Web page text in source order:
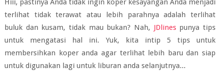
Hiii, pastinya Anda tidak ingin koper kesayangan Anda menjadi
terlihat tidak terawat atau lebih parahnya adalah terlihat
buluk dan kusam, tidak mau bukan? Nah, JDlinespunya tips
untuk mengatasi hal ini. Yuk, kita intip 5 tips untuk
membersihkan koper anda agar terlihat lebih baru dan siap
untuk digunakan lagi untuk liburan anda selanjutnya...